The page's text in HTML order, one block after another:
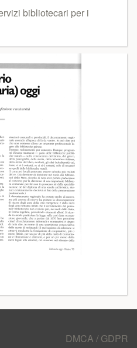
bibliotecari per i
DMCA / GDPR